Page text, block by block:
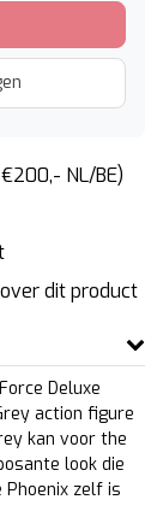
NL/BE)
dit product
Deluxe
action figure
kan voor the
look die
zelf is